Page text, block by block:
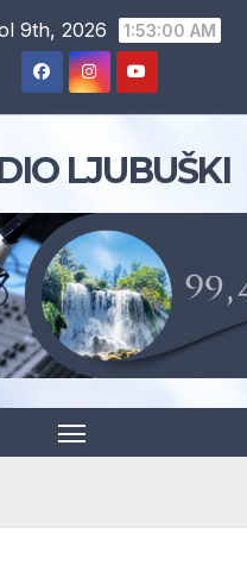
9th, 2026 1:53:01 AM
LJUBUŠKI